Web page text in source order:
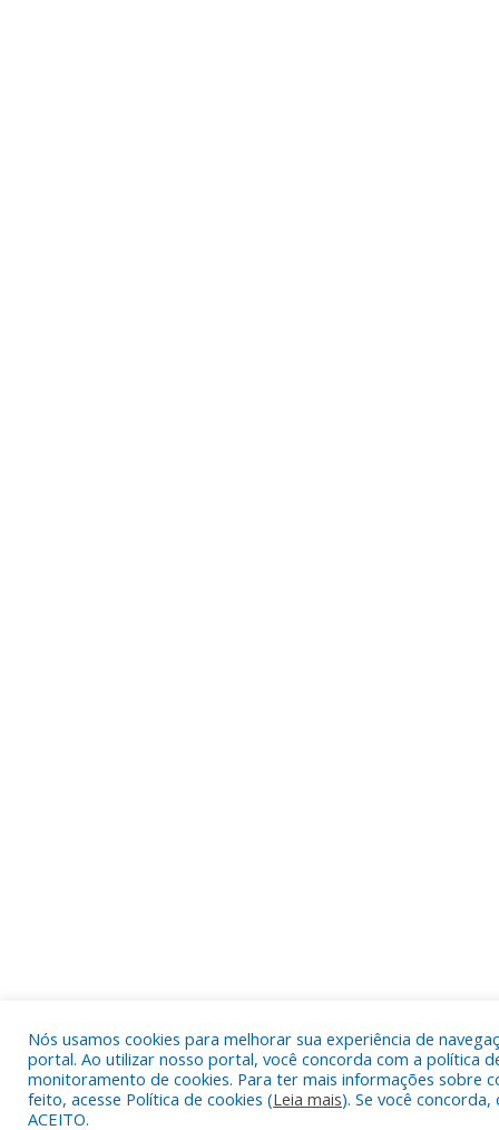
Nós usamos cookies para melhorar sua experiência de
portal. Ao utilizar nosso portal, você concorda com a política
monitoramento de cookies. Para ter mais informações sobre
feito, acesse Política de cookies (Leia mais). Se você concorda,
ACEITO.